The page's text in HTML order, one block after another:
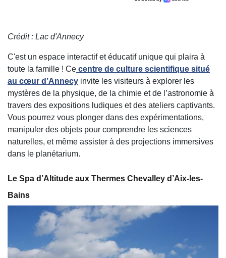
Crédit : Lac d'Annecy
C'est un espace interactif et éducatif unique qui plaira à
toute la famille ! Ce centre de culture scientifique situé
au cœur d’Annecy invite les visiteurs à explorer les
mystères de la physique, de la chimie et de l’astronomie à
travers des expositions ludiques et des ateliers captivants.
Vous pourrez vous plonger dans des expérimentations,
manipuler des objets pour comprendre les sciences
naturelles, et même assister à des projections immersives
dans le planétarium.
Le Spa d’Altitude aux Thermes Chevalley d’Aix-les-
Bains